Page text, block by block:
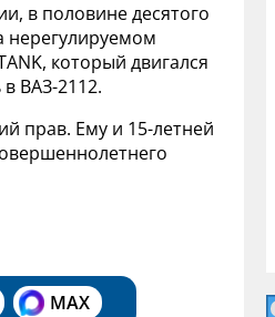
в половине десятого
нерегулируемом
который двигался
ВАЗ-2112.
прав. Ему и 15-летней
MAX